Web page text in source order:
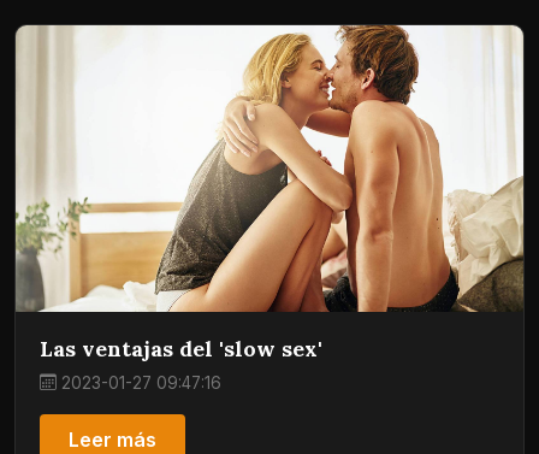
Las ventajas del 'slow sex'
2023-01-27 09:47:16
Leer más